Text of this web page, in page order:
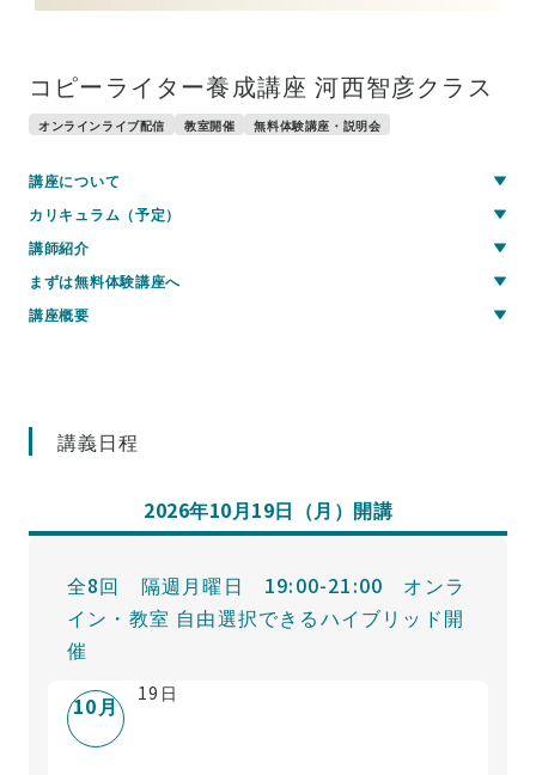
講義日程
2026年10月19日（月）開講
全8回 隔週月曜日 19:00-21:00 オンラ
イン・教室 自由選択できるハイブリッド開
催
10月 19 日
コピーライター養成講座 河西智彦クラス
オンラインライブ配信 教室開催 無料体験講座・説明会
講座について
カリキュラム（予定）
講師紹介
まずは無料体験講座へ
講座概要